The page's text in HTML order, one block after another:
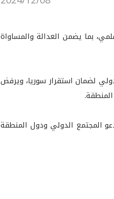
بما يضمن العدالة والمساواة
لضمان استقرار سوريا، ويرفض
المجتمع الدولي ودول المنطقة